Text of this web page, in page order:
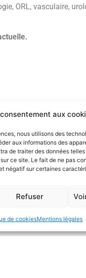
aux
nous utilisons des
aux informations des
de traiter des données
ce site. Le fait de ne pas
négatif sur certaines
Refuser
de cookiesMentions légales
ORL, vasculaire,
adaptations de ces